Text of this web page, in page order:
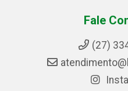
Fale
(27)